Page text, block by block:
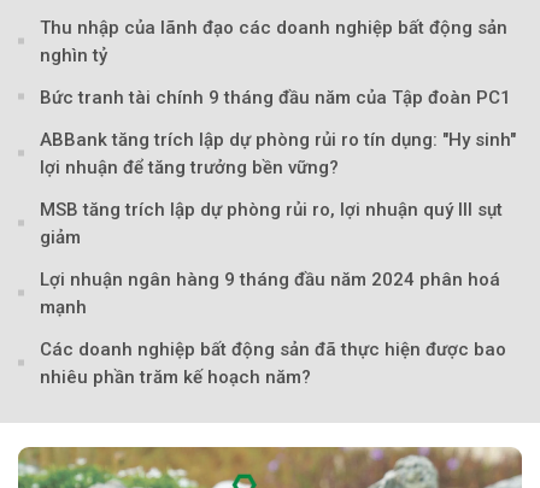
Thu nhập của lãnh đạo các doanh nghiệp bất động sản
nghìn tỷ
Bức tranh tài chính 9 tháng đầu năm của Tập đoàn PC1
ABBank tăng trích lập dự phòng rủi ro tín dụng: "Hy sinh"
lợi nhuận để tăng trưởng bền vững?
MSB tăng trích lập dự phòng rủi ro, lợi nhuận quý III sụt
giảm
Lợi nhuận ngân hàng 9 tháng đầu năm 2024 phân hoá
mạnh
Các doanh nghiệp bất động sản đã thực hiện được bao
nhiêu phần trăm kế hoạch năm?